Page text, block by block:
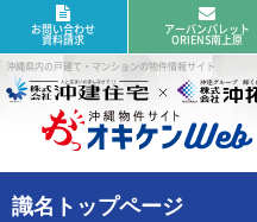
沖縄県内の戸建て・マンションの物件情報サイト
アーバンパレット
ORIENS南上原
お問い合わせ
資料請求
識名トップページ